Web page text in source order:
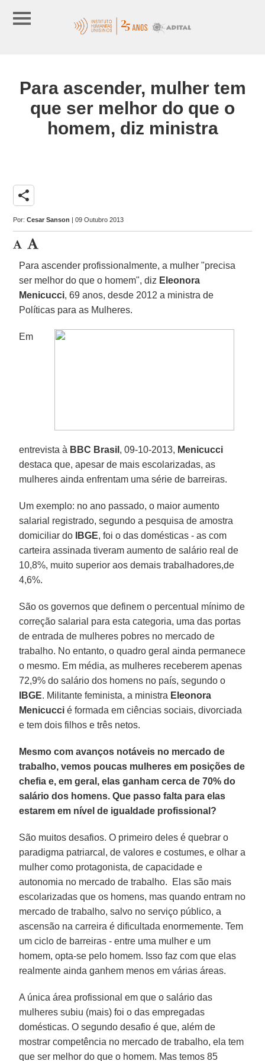
Para ascender, mulher tem
que ser melhor do que o
homem, diz ministra
share
Por:Cesar Sanson | 09 Outubro 2013
Para ascender profissionalmente, a mulher "precisa
ser melhor do que o homem", diz Eleonora
Menicucci, 69 anos, desde 2012 a ministra de
Políticas para as Mulheres.
Em
entrevista à BBC Brasil , 09-10-2013, Menicucci
destaca que, apesar de mais escolarizadas, as
mulheres ainda enfrentam uma série de barreiras.
Um exemplo: no ano passado, o maior aumento
salarial registrado, segundo a pesquisa de amostra
domiciliar do
IBGE, foi o das domésticas - as com
carteira assinada tiveram aumento de salário real de
10,8%, muito superior aos demais trabalhadores,de
4,6%.
São os governos que definem o percentual mínimo de
correção salarial para esta categoria, uma das portas
de entrada de mulheres pobres no mercado de
trabalho. No entanto, o quadro geral ainda permanece
o mesmo. Em média, as mulheres receberem apenas
72,9% do salário dos homens no país, segundo o
IBGE. Militante feminista, a ministra Eleonora
Menicucci é formada em ciências sociais, divorciada
e tem dois filhos e três netos.
Mesmo com avanços notáveis no mercado de
trabalho, vemos poucas mulheres em posições de
chefia e, em geral, elas ganham cerca de 70% do
salário dos homens. Que passo falta para elas
estarem em nível de igualdade profissional?
São muitos desafios. O primeiro deles é quebrar o
paradigma patriarcal, de valores e costumes, e olhar a
mulher como protagonista, de capacidade e
autonomia no mercado de trabalho. Elas são mais
escolarizadas que os homens, mas quando entram no
mercado de trabalho, salvo no serviço público, a
ascensão na carreira é dificultada enormemente. Tem
um ciclo de barreiras - entre uma mulher e um
homem, opta-se pelo homem. Isso faz com que elas
realmente ainda ganhem menos em várias áreas.
A única área profissional em que o salário das
mulheres subiu (mais) foi o das empregadas
domésticas. O segundo desafio é que, além de
mostrar competência no mercado de trabalho, ela tem
que ser melhor do que o homem. Mas temos 85